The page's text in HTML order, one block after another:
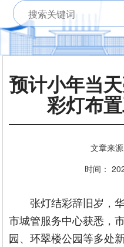
预计小年当
彩灯布
文章来
时间：
张灯结彩辞旧岁，
市城管服务中心获悉，
园、环翠楼公园等多处